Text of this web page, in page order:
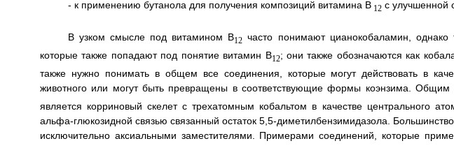
- к применению бутанола для получения композиций витамина B12с улучшенной
В узком смысле под витамином B12 часто понимают цианокобаламин, однако
которые также попадают под понятие витамин B12; они также обозначаются как
также нужно понимать в общем все соединения, которые могут действовать в
животного или могут быть превращены в соответствующие формы коэнзима.
является корриновый скелет с трехатомным кобальтом в качестве центрального
альфа-глюкозидной связью связанный остаток 5,5-диметилбензимидазола.
исключительно аксиальными заместителями. Примерами соединений, которые